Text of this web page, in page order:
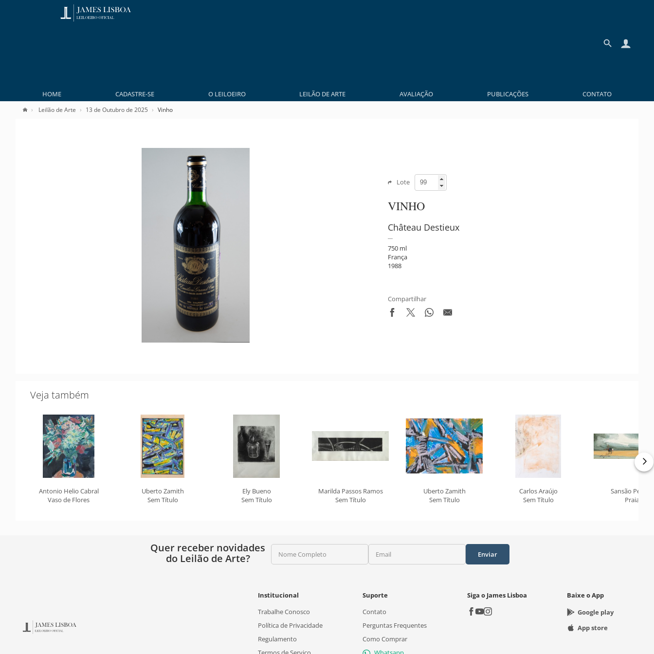
HOME CADASTRE-SE O LEILOEIRO LEILÃO DE ARTE AVALIAÇÃO PUBLICAÇÕES CONTATO
Leilão de Arte 13 de Outubro de 2025 Vinho
Lote
VINHO
Château Destieux
750 ml
França
1988
Compartilhar
Veja também
Antonio Helio Cabral
Vaso de Flores
Uberto Zamith
Sem Título
Ely Bueno
Sem Título
Marilda Passos Ramos
Sem Título
Uberto Zamith
Sem Título
Carlos Araújo
Sem Título
Sansão Pereira
Praia
Quer receber novidades
do Leilão de Arte?
Nome Completo Email Enviar
Institucional
Trabalhe Conosco
Política de Privacidade
Regulamento
Suporte
Contato
Perguntas Frequentes
Como Comprar
Siga o James Lisboa
Baixe o App
Google play
App store